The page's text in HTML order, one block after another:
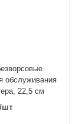
обслуживания
22,5 см
/шт